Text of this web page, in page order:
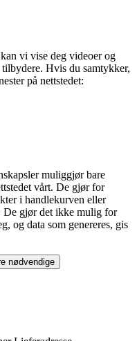
vi vise deg videoer og
Hvis du samtykker,
på nettstedet:
muliggjør bare
vårt. De gjør for
i handlekurven eller
De gjør det ikke mulig for
og data som genereres, gis
nødvendige